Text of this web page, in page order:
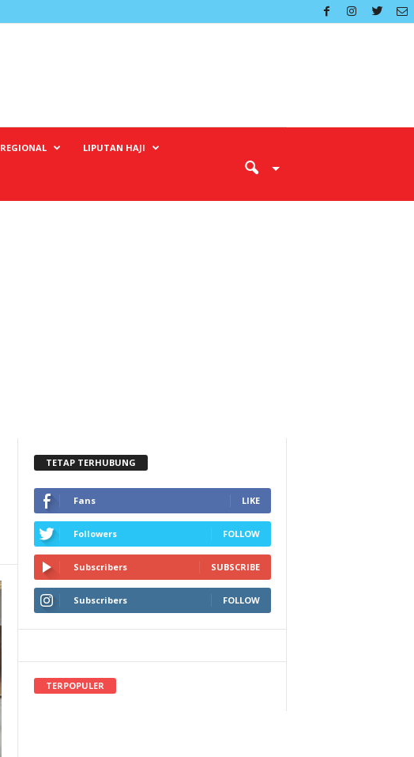
REGIONAL LIPUTAN HAJI
TETAP TERHUBUNG
Fans LIKE
Followers FOLLOW
Subscribers SUBSCRIBE
Subscribers FOLLOW